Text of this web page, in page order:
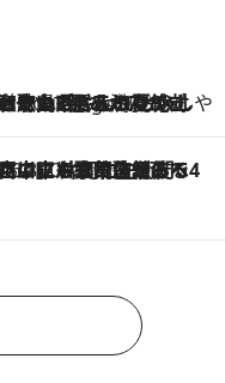
手みやげ ひんやりスイーツで夏を満喫
3 Hours Ago
CHOICE
舞伎があるんだよ」 片岡仁左衛門・市川中車ら豪華座組みで4年目の立川立飛歌舞伎へ